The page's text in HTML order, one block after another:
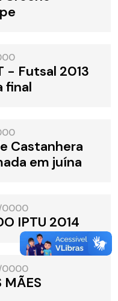
- Futsal 2013
final
Castanhera
em juína
0000
IPTU 2014
0000
MÃES